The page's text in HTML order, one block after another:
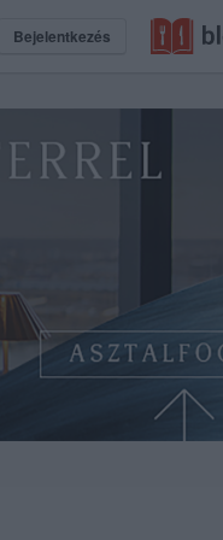
Bejelentkezés